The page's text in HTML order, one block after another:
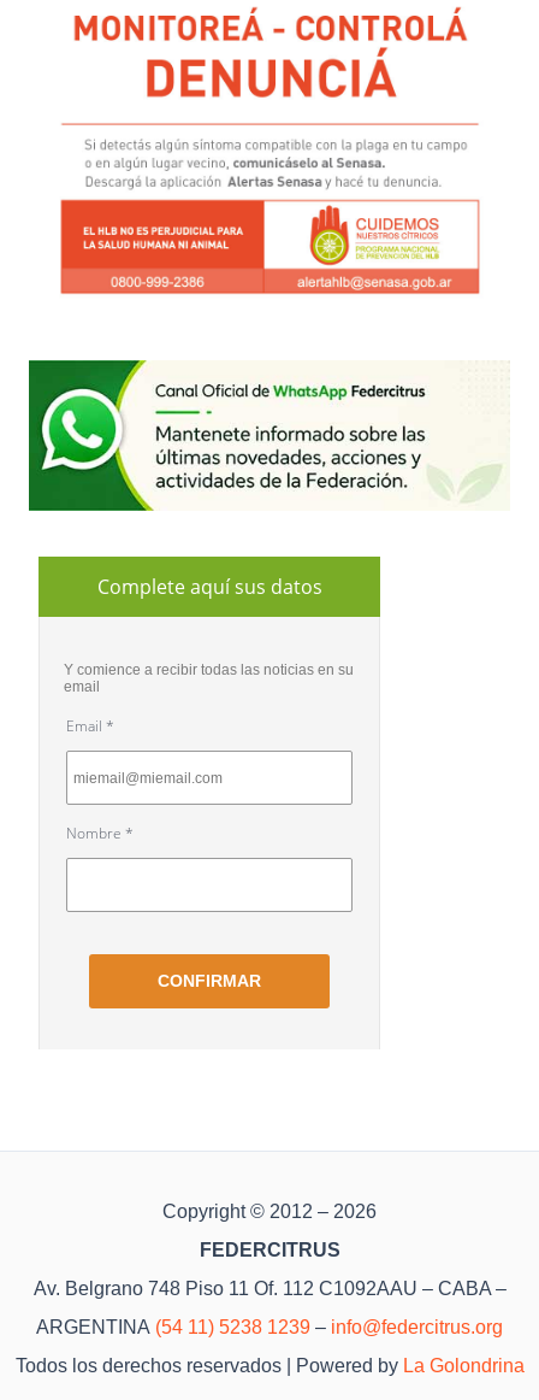
Copyright © 2012 – 2026
FEDERCITRUS
Av. Belgrano 748 Piso 11 Of. 112 C1092AAU – CABA –
ARGENTINA (54 11) 5238 1239 – info@federcitrus.org
Todos los derechos reservados | Powered by La Golondrina